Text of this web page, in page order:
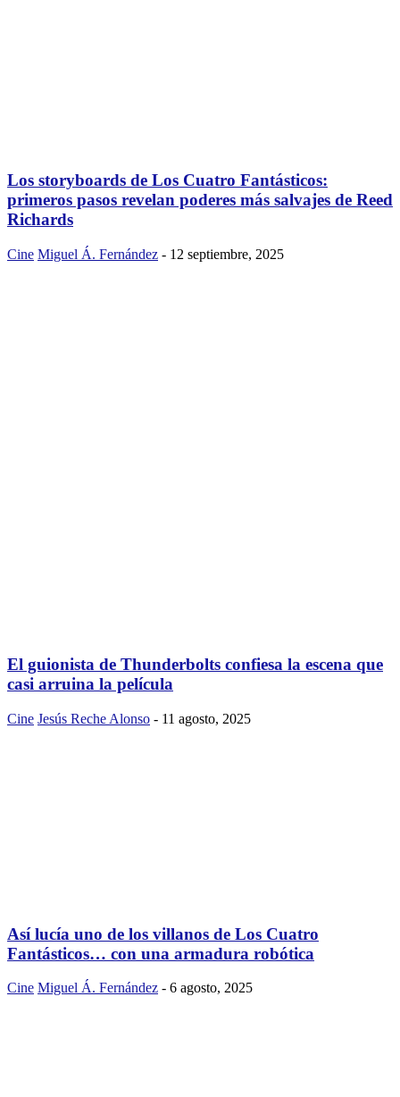
Los storyboards de Los Cuatro Fantásticos:
primeros pasos revelan poderes más salvajes de Reed
Richards
Cine Miguel Á. Fernández - 12 septiembre, 2025
El guionista de Thunderbolts confiesa la escena que
casi arruina la película
Cine Jesús Reche Alonso - 11 agosto, 2025
Así lucía uno de los villanos de Los Cuatro
Fantásticos… con una armadura robótica
Cine Miguel Á. Fernández - 6 agosto, 2025